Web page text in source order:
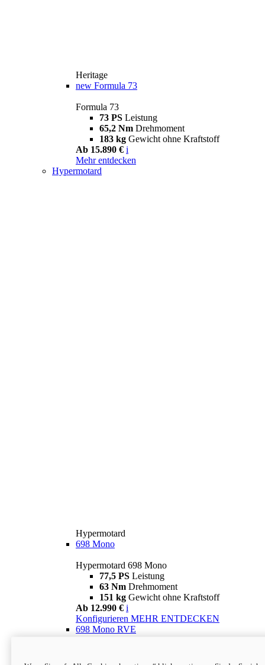
Heritage
new Formula 73
Formula 73
73 PS Leistung
65,2 Nm Drehmoment
183 kg Gewicht ohne Kraftstoff
Ab 15.890 € i
Mehr entdecken
Hypermotard
Hypermotard
698 Mono
Hypermotard 698 Mono
77,5 PS Leistung
63 Nm Drehmoment
151 kg Gewicht ohne Kraftstoff
Ab 12.990 € i
Konfigurieren MEHR ENTDECKEN
698 Mono RVE
77,5 PS
Leistung